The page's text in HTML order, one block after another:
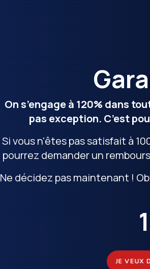
On s’engage à 120% dans
pas exception. C’est
Si vous n'êtes pas satisfait à
pourrez demander un
Ne décidez pas maintenant !
JE VEUX